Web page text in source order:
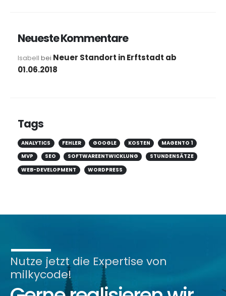
Neueste Kommentare
Isabell bei Neuer Standort in Erftstadt ab
01.06.2018
Tags
ANALYTICS FEHLER GOOGLE KOSTEN
MAGENTO 1
MVP
SEO SOFTWAREENTWICKLUNG
STUNDENSÄTZE
WEB-DEVELOPMENT
WORDPRESS
Nutze jetzt die Expertise von
milkycode!